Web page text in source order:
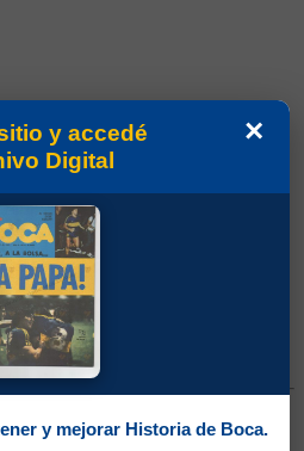
David Moreno
(Copas Libertadores 2000 y
Dock Sud. Mostró sus
×
y accedé
Digital
y mejorar Historia de Boca.